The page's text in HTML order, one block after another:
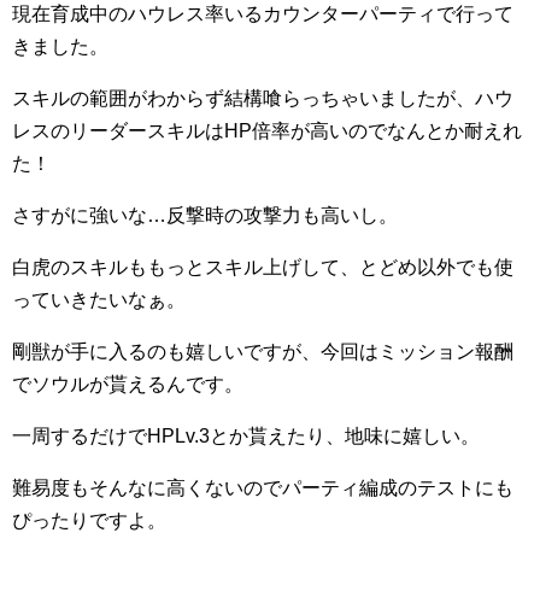
現在育成中のハウレス率いるカウンターパーティで行って
きました。
スキルの範囲がわからず結構喰らっちゃいましたが、ハウ
レスのリーダースキルはHP倍率が高いのでなんとか耐えれ
た！
さすがに強いな…反撃時の攻撃力も高いし。
白虎のスキルももっとスキル上げして、とどめ以外でも使
っていきたいなぁ。
剛獣が手に入るのも嬉しいですが、今回はミッション報酬
でソウルが貰えるんです。
一周するだけでHPLv.3とか貰えたり、地味に嬉しい。
難易度もそんなに高くないのでパーティ編成のテストにも
ぴったりですよ。